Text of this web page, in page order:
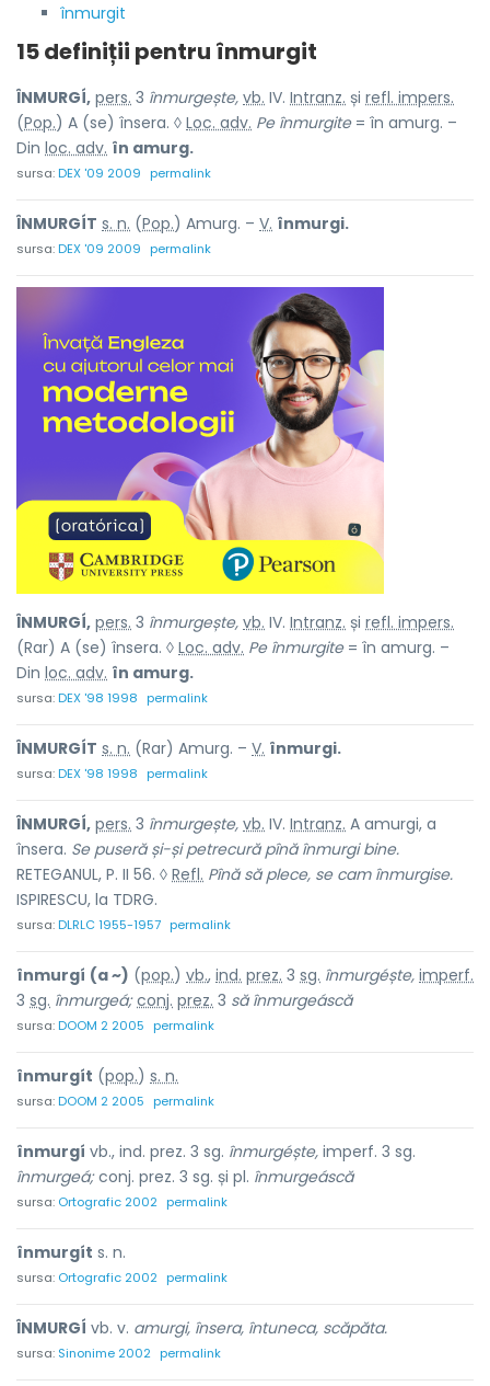
înmurgit
15 definiții pentru înmurgit
ÎNMURGÍ, pers. 3 înmurgește, vb. IV. Intranz. și refl. impers.
(Pop.) A (se) însera. ◊ Loc. adv. Pe înmurgite= în amurg. –
Din loc. adv. în amurg.
sursa:DEX '09 2009 permalink
ÎNMURGÍT s. n. (Pop.) Amurg. – V. înmurgi.
sursa:DEX '09 2009 permalink
ÎNMURGÍ, pers. 3 înmurgește, vb. IV. Intranz. și refl. impers.
(Rar) A (se) însera. ◊ Loc. adv. Pe înmurgite= în amurg. –
Din loc. adv. în amurg.
sursa:DEX '98 1998 permalink
ÎNMURGÍT s. n. (Rar) Amurg. – V. înmurgi.
sursa:DEX '98 1998 permalink
ÎNMURGÍ, pers. 3 înmurgește, vb. IV. Intranz. A amurgi, a
însera. Se puseră și-și petrecură pînă înmurgi bine.
RETEGANUL, P. II 56. ◊ Refl. Pînă să plece, se cam înmurgise.
ISPIRESCU, la TDRG.
sursa:DLRLC 1955-1957 permalink
înmurgí (a ~) (pop.) vb., ind. prez. 3 sg. înmurgéște, imperf.
3 sg. înmurgeá; conj. prez. 3 să înmurgeáscă
sursa:DOOM 2 2005 permalink
înmurgít (pop.) s. n.
sursa:DOOM 2 2005 permalink
înmurgí vb., ind. prez. 3 sg. înmurgéște, imperf. 3 sg.
înmurgeá;conj. prez. 3 sg. și pl. înmurgeáscă
sursa: Ortografic 2002 permalink
înmurgít s. n.
sursa: Ortografic 2002 permalink
ÎNMURGÍ vb. v. amurgi, însera, întuneca, scăpăta.
sursa: Sinonime 2002 permalink